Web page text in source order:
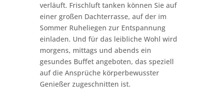
verläuft. Frischluft tanken können Sie auf
einer großen Dachterrasse, auf der im
Sommer Ruheliegen zur Entspannung
einladen. Und für das leibliche Wohl wird
morgens, mittags und abends ein
gesundes Buffet angeboten, das speziell
auf die Ansprüche körperbewusster
Genießer zugeschnitten ist.